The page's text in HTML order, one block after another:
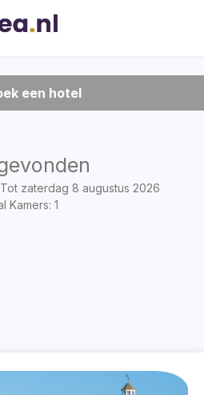
een hotel
zaterdag 8 augustus 2026
Kamers: 1